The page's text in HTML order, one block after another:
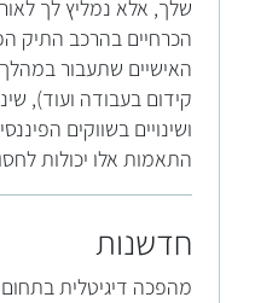
שלך, אלא נמליץ לך
הכרחיים בהרכב התיק
האישיים שתעבור
קידום בעבודה ועוד),
ושינויים בשווקים
התאמות אלו יכולות
חדשנות
מהפכה דיגיטלית בתחום